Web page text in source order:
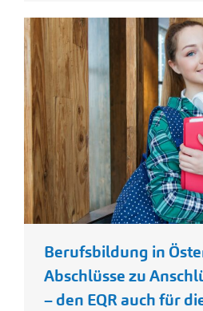
Berufsbildung in
Abschlüsse zu
– den EQR auch für